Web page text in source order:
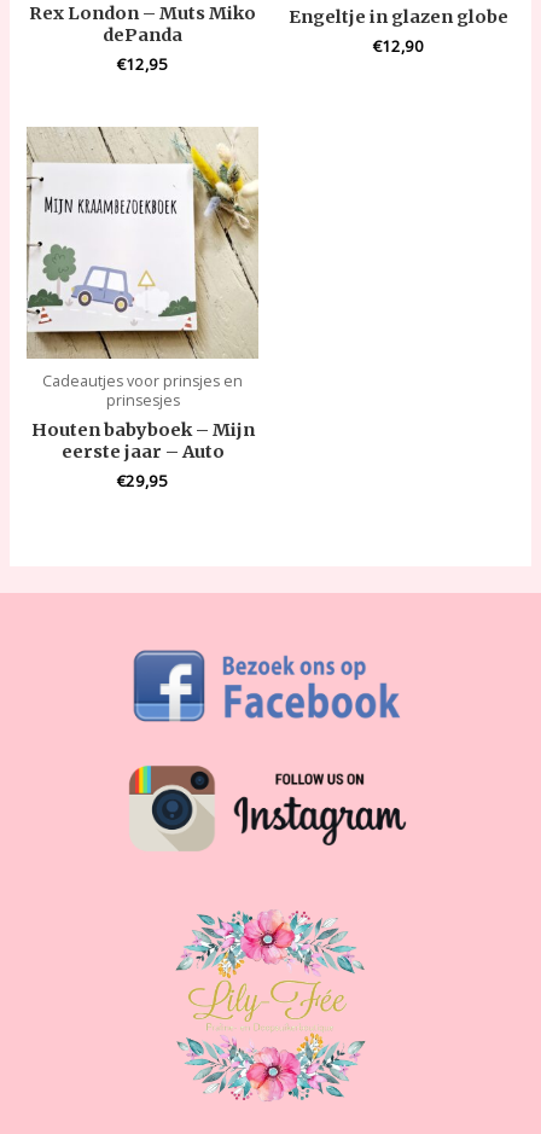
Rex London – Muts Miko
dePanda
€12,95
Engeltje in glazen globe
€12,90
Cadeautjes voor prinsjes en
prinsesjes
Houten babyboek – Mijn
eerste jaar – Auto
€29,95